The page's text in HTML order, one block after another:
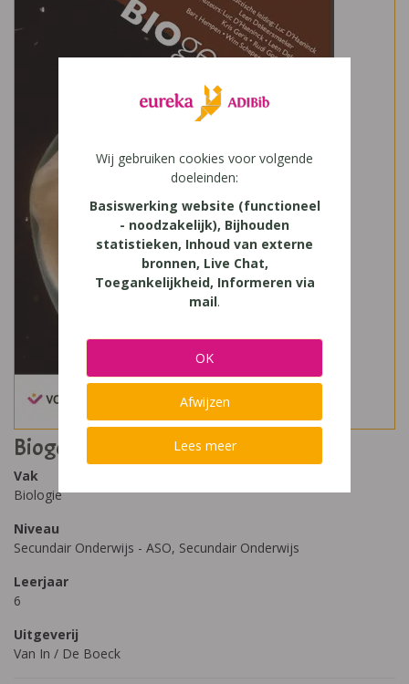
Biogenie 6.1 Leerboek
Vak
Biologie
Niveau
Secundair Onderwijs - ASO, Secundair Onderwijs
Leerjaar
6
Uitgeverij
Van In / De Boeck
Wij gebruiken cookies voor volgende
doeleinden:
Basiswerking website (functioneel
- noodzakelijk), Bijhouden
statistieken, Inhoud van externe
bronnen, Live Chat,
Toegankelijkheid, Informeren via
mail.
OK
Afwijzen
Lees meer